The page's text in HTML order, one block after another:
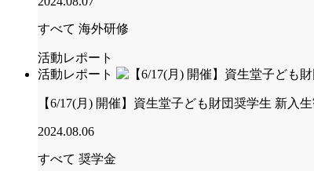
すべて 海外研修
活動レポート
活動レポート
【6/17(月) 開催】資生堂子ども財団奨学生 新入
2024.08.06
すべて 奨学金